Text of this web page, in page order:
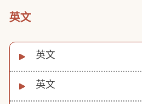
英文
英文
英文